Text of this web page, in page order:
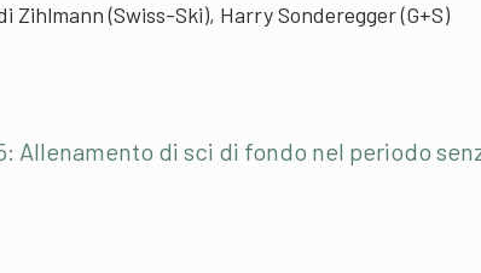
Zihlmann (Swiss-Ski), Harry Sonderegger (G+S)
Allenamento di sci di fondo nel periodo